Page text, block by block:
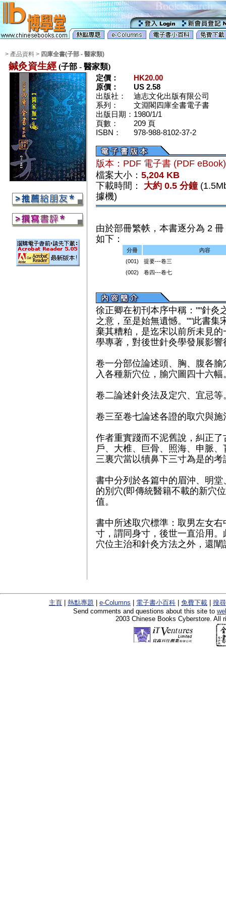
> 產品資料 > 四庫全書(子部 - 醫家類)
鍼灸資生經 (子部 - 醫家類)
定價：
HK20.00
原價：
US 2.58
出版社：
迪志文化出版有限公司
系列：
文淵閣四庫全書電子書
出版日期： 1980/1/1
頁數：
209 頁
ISBN：
978-988-8102-37-2
版本：PDF 電子書 (PDF
檔案大小： 5,204 KB
下載時間：
大約 0.5 分鐘
據機)
由於部冊繁帙，本書逐分為 2
如下：
分冊
內容
(001)
提要---卷三
(002)
卷四---卷七
徐正卿在初刊本序中稱：""針灸
之意，至是始無遺憾。""此書集
棄其糟粕，是迄宋以前所未見
學專著，對後世針灸學發展影響
卷一分部位論述頭、胸、腹各
入各種新穴位，腧穴圖四十六幅
卷二論述針灸法及定穴、宜忌等
卷三至卷七論述各證的取穴與施
作者重實踐而不泥舊說，糾正
戶、大椎、巨骨、照海、申脈
三裏穴當以犢鼻下三寸為是的
書中分列於各篇中的眉沖、明
的別穴(即傳統醫籍不載的新穴
值。
書中所述取穴標準：取男左女
寸，謂同身寸，後世一直沿用
穴位主治和針灸方法之外，還
主頁 熱點專題 e-Columns 電子書小百科 免費下載
搜
Send comments and questions about this site to
2003 Chinese Books Cyberstore. All